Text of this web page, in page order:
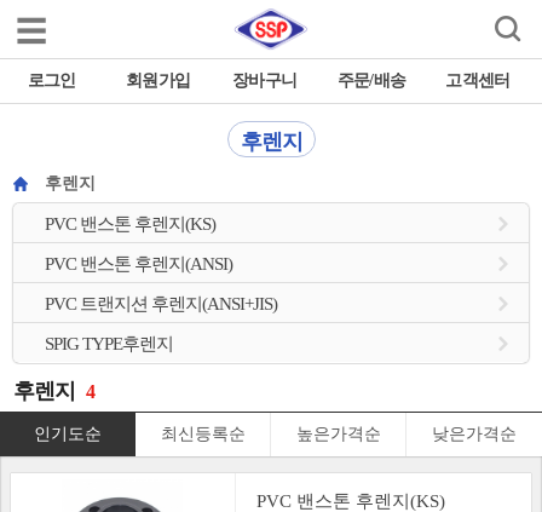
로그인 회원가입 장바구니 주문/배송 고객센터

후렌지
후렌지
PVC 밴스톤 후렌지(KS)
PVC 밴스톤 후렌지(ANSI)
PVC 트랜지션 후렌지(ANSI+JIS)
SPIG TYPE후렌지
후렌지 4
인기도순 최신등록순 높은가격순 낮은가격순
PVC 밴스톤 후렌지(KS)